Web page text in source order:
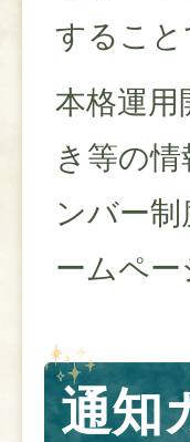
すること
本格運用
き等の
ンバー
ームペ
通知